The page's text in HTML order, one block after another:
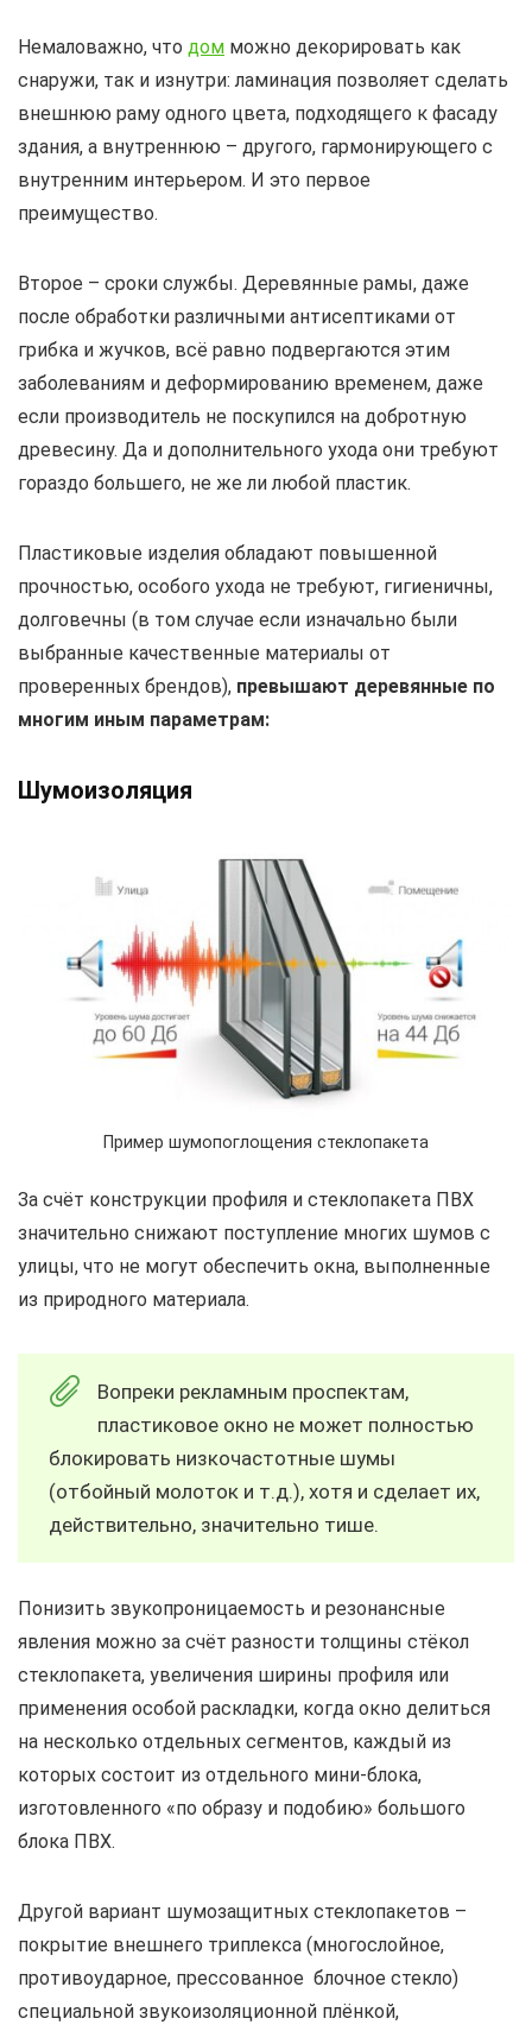
Немаловажно, что дом можно декорировать как
снаружи, так и изнутри: ламинация позволяет сделать
внешнюю раму одного цвета, подходящего к фасаду
здания, а внутреннюю – другого, гармонирующего с
внутренним интерьером. И это первое
преимущество.
Второе – сроки службы. Деревянные рамы, даже
после обработки различными антисептиками от
грибка и жучков, всё равно подвергаются этим
заболеваниям и деформированию временем, даже
если производитель не поскупился на добротную
древесину. Да и дополнительного ухода они требуют
гораздо большего, не же ли любой пластик.
Пластиковые изделия обладают повышенной
прочностью, особого ухода не требуют, гигиеничны,
долговечны (в том случае если изначально были
выбранные качественные материалы от
проверенных брендов), превышают деревянные по
многим иным параметрам:
Шумоизоляция
Пример шумопоглощения стеклопакета
За счёт конструкции профиля и стеклопакета ПВХ
значительно снижают поступление многих шумов с
улицы, что не могут обеспечить окна, выполненные
из природного материала.
Вопреки рекламным проспектам,
пластиковое окно не может полностью
блокировать низкочастотные шумы
(отбойный молоток и т.д.), хотя и сделает их,
действительно, значительно тише.
Понизить звукопроницаемость и резонансные
явления можно за счёт разности толщины стёкол
стеклопакета, увеличения ширины профиля или
применения особой раскладки, когда окно делиться
на несколько отдельных сегментов, каждый из
которых состоит из отдельного мини-блока,
изготовленного «по образу и подобию» большого
блока ПВХ.
Другой вариант шумозащитных стеклопакетов –
покрытие внешнего триплекса (многослойное,
противоударное, прессованное блочное стекло)
специальной звукоизоляционной плёнкой,